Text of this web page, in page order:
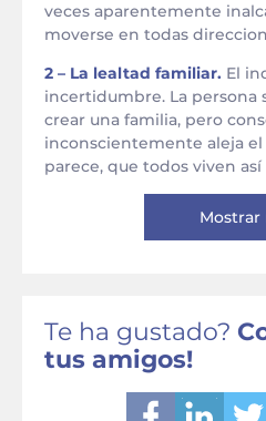
veces aparentemente
moverse en todas
2 – La lealtad familiar. El
incertidumbre. La persona
crear una familia, pero
inconscientemente aleja
parece, que todos viven así
Mostrar
Te ha gustado?
tus amigos!